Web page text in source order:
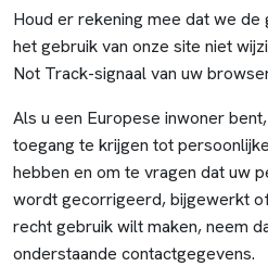
Houd er rekening mee dat we
het gebruik van onze site niet
Not Track-signaal van uw
Als u een Europese inwoner
toegang te krijgen tot
hebben en om te vragen dat uw
wordt gecorrigeerd, bijgewerkt
recht gebruik wilt maken, neem
onderstaande contactgegevens.